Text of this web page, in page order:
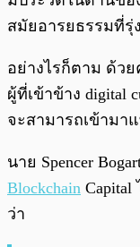
สมัยอารยธรรมที่รุ่
อย่างไรก็ตาม ด้ว
ผู้ที่เข้าข้าง digital
จะสามารถเข้ามา
นาย Spencer
Blockchain
ว่า